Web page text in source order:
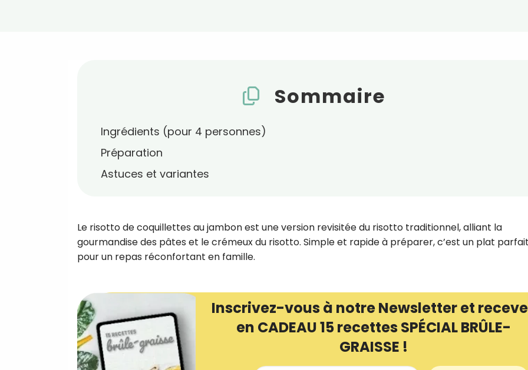
Sommaire
Ingrédients (pour 4 personnes)
Préparation
Astuces et variantes
Le risotto de coquillettes au jambon est une version revisitée du risotto traditionnel, alliant la
gourmandise des pâtes et le crémeux du risotto. Simple et rapide à préparer, c’est un plat
pour un repas réconfortant en famille.
Inscrivez-vous à notre Newsletter et
en CADEAU 15 recettes SPÉCIAL BRÛLE-
GRAISSE !